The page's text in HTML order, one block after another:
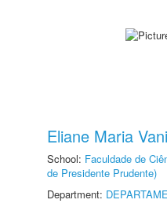
Eliane Maria
School: Faculdade de
de Presidente Prudente)
Department: